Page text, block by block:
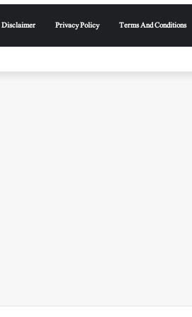
Disclaimer Privacy Policy Terms And Conditions